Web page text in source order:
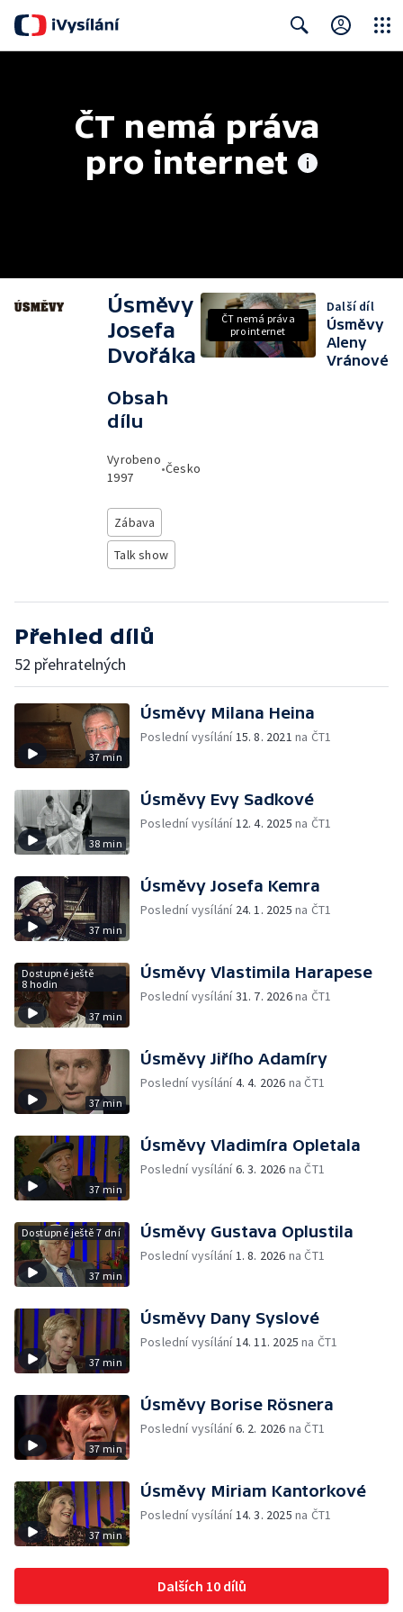
ČT nemá práva
pro internet
Úsměvy
Josefa
Dvořáka
Obsah
dílu
Vyrobeno
1997
•Česko
Zábava
Talk show
ČT nemá práva
pro internet
Další díl
Úsměvy
Aleny
Vránové
Přehled dílů
52 přehratelných
37 min
Úsměvy Milana Heina
Poslední vysílání15. 8. 2021 na ČT1
38 min
Úsměvy Evy Sadkové
Poslední vysílání12. 4. 2025 na ČT1
37 min
Úsměvy Josefa Kemra
Poslední vysílání 24. 1. 2025 na ČT1
Dostupné ještě
8 hodin
37 min
Úsměvy Vlastimila Harapese
Poslední vysílání31. 7. 2026na ČT1
37 min
Úsměvy Jiřího Adamíry
Poslední vysílání4. 4. 2026 na ČT1
37 min
Úsměvy Vladimíra Opletala
Poslední vysílání6. 3. 2026 na ČT1
Dostupné ještě 7 dní
37 min
Úsměvy Gustava Oplustila
Poslední vysílání1. 8. 2026 na ČT1
37 min
Úsměvy Dany Syslové
Poslední vysílání14. 11. 2025 na ČT1
37 min
Úsměvy Borise Rösnera
Poslední vysílání6. 2. 2026 na ČT1
37 min
Úsměvy Miriam Kantorkové
Poslední vysílání14. 3. 2025 na ČT1
Dalších 10 dílů